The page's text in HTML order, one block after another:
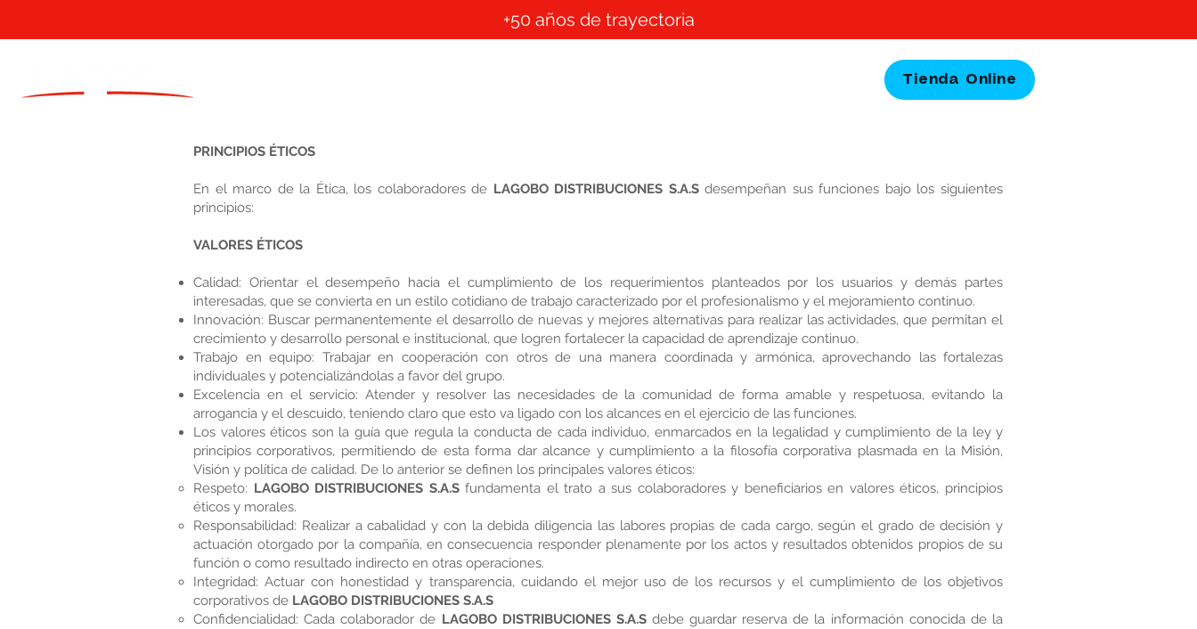
+50 años de trayectoria
Tienda Online
PRINCIPIOS ÉTICOS
En el marco de la Ética, los colaboradores de LAGOBO DISTRIBUCIONES S.A.Sdesempeñan sus funciones bajo los siguientes
principios:
VALORES ÉTICOS
Calidad: Orientar el desempeño hacia el cumplimiento de los requerimientos planteados por los usuarios y demás partes
interesadas, que se convierta en un estilo cotidiano de trabajo caracterizado por el profesionalismo y el mejoramiento continuo.
Innovación: Buscar permanentemente el desarrollo de nuevas y mejores alternativas para realizar las actividades, que permitan el
crecimiento y desarrollo personal e institucional, que logren fortalecer la capacidad de aprendizaje continuo.
Trabajo en equipo: Trabajar en cooperación con otros de una manera coordinada y armónica, aprovechando las fortalezas
individuales y potencializándolas a favor del grupo.
Excelencia en el servicio: Atender y resolver las necesidades de la comunidad de forma amable y respetuosa, evitando la
arrogancia y el descuido, teniendo claro que esto va ligado con los alcances en el ejercicio de las funciones.
Los valores éticos son la guía que regula la conducta de cada individuo, enmarcados en la legalidad y cumplimiento de la ley y
principios corporativos, permitiendo de esta forma dar alcance y cumplimiento a la filosofía corporativa plasmada en la Misión,
Visión y política de calidad. De lo anterior se definen los principales valores éticos:
Respeto: LAGOBO DISTRIBUCIONES S.A.Sfundamenta el trato a sus colaboradores y beneficiarios en valores éticos, principios
éticos y morales.
Responsabilidad: Realizar a cabalidad y con la debida diligencia las labores propias de cada cargo, según el grado de decisión y
actuación otorgado por la compañía, en consecuencia responder plenamente por los actos y resultados obtenidos propios de su
función o como resultado indirecto en otras operaciones.
Integridad: Actuar con honestidad y transparencia, cuidando el mejor uso de los recursos y el cumplimiento de los objetivos
corporativos de LAGOBO DISTRIBUCIONES S.A.S
Confidencialidad: Cada colaborador de LAGOBO DISTRIBUCIONES S.A.Sdebe guardar reserva de la información conocida de la